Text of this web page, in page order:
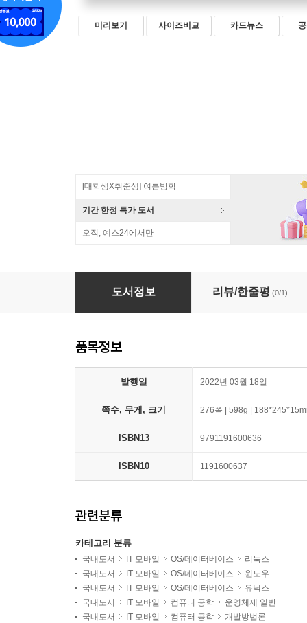
미리보기 사이즈비교 카드뉴스
[대학생X취준생] 여름방학
기간 한정 특가 도서
오직, 예스24에서만
효율성이 배가되는 WSL2 가이드북
도서정보 리뷰/한줄평 (0/1)
품목정보
발행일 2022년 03월 18일
쪽수, 무게, 크기 276쪽 | 598g |
ISBN13 9791191600636
ISBN10 1191600637
관련분류
카테고리 분류
국내도서 IT 모바일 OS/데이터베이스
리눅스
국내도서
IT 모바일 OS/데이터베이스
윈도우
국내도서
IT 모바일 OS/데이터베이스
유닉스
국내도서
IT 모바일 컴퓨터 공학
운영체제 일반
국내도서
IT 모바일 컴퓨터 공학 개발방법론